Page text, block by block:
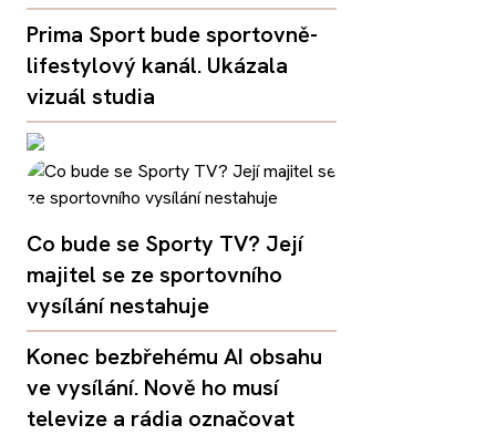
Prima Sport bude sportovně-
lifestylový kanál. Ukázala
vizuál studia
Co bude se Sporty TV? Její
majitel se ze sportovního
vysílání nestahuje
Konec bezbřehému AI obsahu
ve vysílání. Nově ho musí
televize a rádia označovat